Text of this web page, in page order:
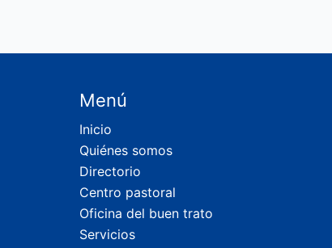
Menú
Inicio
Quiénes somos
Directorio
Centro pastoral
Oficina del buen trato
Servicios